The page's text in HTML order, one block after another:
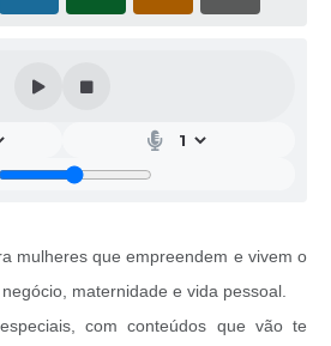
mulheres que empreendem e vivem o
maternidade e vida pessoal.
com conteúdos que vão te